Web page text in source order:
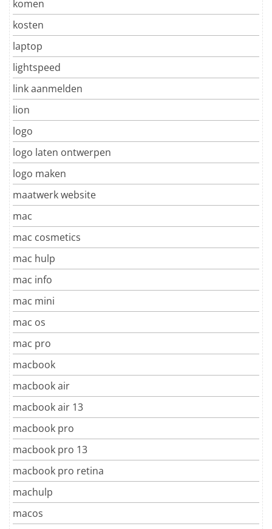
komen
kosten
laptop
lightspeed
link aanmelden
lion
logo
logo laten ontwerpen
logo maken
maatwerk website
mac
mac cosmetics
mac hulp
mac info
mac mini
mac os
mac pro
macbook
macbook air
macbook air 13
macbook pro
macbook pro 13
macbook pro retina
machulp
macos